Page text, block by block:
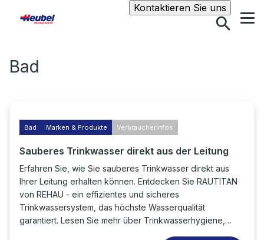
Kontaktieren Sie unsSuche
Bad
Bad Marken & Produkte Verbraucherinfos
Sauberes Trinkwasser direkt aus der Leitung
Erfahren Sie, wie Sie sauberes Trinkwasser direkt aus
Ihrer Leitung erhalten können. Entdecken Sie RAUTITAN
von REHAU - ein effizientes und sicheres
Trinkwassersystem, das höchste Wasserqualität
garantiert. Lesen Sie mehr über Trinkwasserhygiene,…